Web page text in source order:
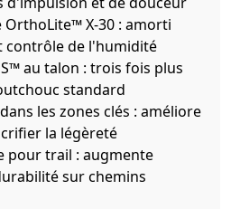
X-30 : amorti
contrôle de l'humidité
au talon : trois fois plus
standard
les zones clés : améliore
la légèreté
pour trail : augmente
sur chemins